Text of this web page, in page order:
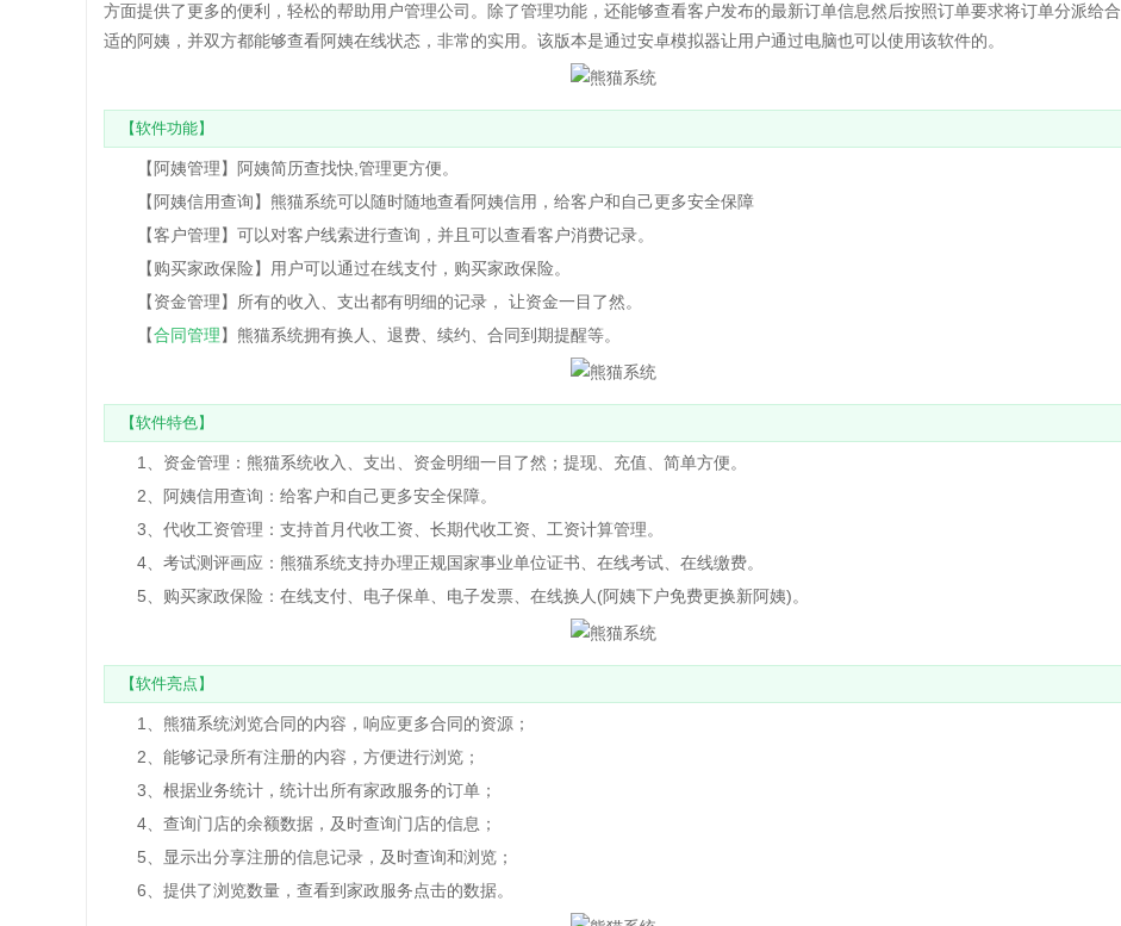
方面提供了更多的便利，轻松的帮助用户管理公司。除了管理功能，还能够查看客户发布的最新订单信息然后按照订单要求将订单分派给合
适的阿姨，并双方都能够查看阿姨在线状态，非常的实用。该版本是通过安卓模拟器让用户通过电脑也可以使用该软件的。
【软件功能】
【阿姨管理】阿姨简历查找快,管理更方便。
【阿姨信用查询】熊猫系统可以随时随地查看阿姨信用，给客户和自己更多安全保障
【客户管理】可以对客户线索进行查询，并且可以查看客户消费记录。
【购买家政保险】用户可以通过在线支付，购买家政保险。
【资金管理】所有的收入、支出都有明细的记录， 让资金一目了然。
【合同管理】熊猫系统拥有换人、退费、续约、合同到期提醒等。
【软件特色】
1、资金管理：熊猫系统收入、支出、资金明细一目了然；提现、充值、简单方便。
2、阿姨信用查询：给客户和自己更多安全保障。
3、代收工资管理：支持首月代收工资、长期代收工资、工资计算管理。
4、考试测评画应：熊猫系统支持办理正规国家事业单位证书、在线考试、在线缴费。
5、购买家政保险：在线支付、电子保单、电子发票、在线换人(阿姨下户免费更换新阿姨)。
【软件亮点】
1、熊猫系统浏览合同的内容，响应更多合同的资源；
2、能够记录所有注册的内容，方便进行浏览；
3、根据业务统计，统计出所有家政服务的订单；
4、查询门店的余额数据，及时查询门店的信息；
5、显示出分享注册的信息记录，及时查询和浏览；
6、提供了浏览数量，查看到家政服务点击的数据。